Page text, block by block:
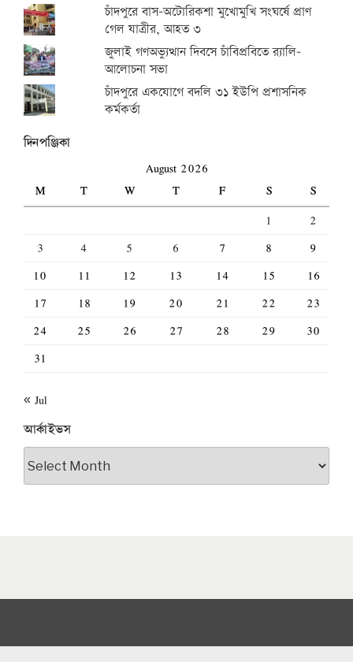
চাঁদপুরে বাস-অটোরিকশা মুখোমুখি সংঘর্ষে প্রাণ
গেল যাত্রীর, আহত ৩
জুলাই গণঅভ্যুত্থান দিবসে চাঁবিপ্রবিতে র‍্যালি-
আলোচনা সভা
চাঁদপুরে একযোগে বদলি ৩১ ইউপি প্রশাসনিক
কর্মকর্তা
দিনপঞ্জিকা
August 2026
M
T W T F S
S
1
2
3
4 5 6 7 8
9
10
11 12 13 14 15
16
17
18 19 20 21 22
23
24
25 26 27 28 29
30
31
« Jul
আর্কাইভস
আর্কাইভস